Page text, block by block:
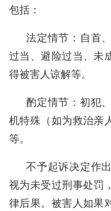
包括：
法定情节：自首
过当、避险过当、未
得被害人谅解等。
酌定情节：初犯
机特殊（如为救治亲
等。
不予起诉决定作
视为未受过刑事处罚
律后果。被害人如果